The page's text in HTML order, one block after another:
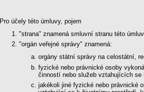
Pro účely této úmluvy, pojem
"strana" znamená smluvní stranu této
"orgán veřejné správy" znamená:
orgány státní správy na celostátní,
fyzické nebo právnické osoby
činností nebo služeb vztahujících
jakékoli jiné fyzické nebo právnické